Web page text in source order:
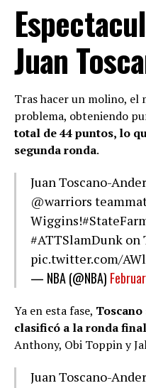
Juan
Tras hacer un molino, el
problema, obteniendo
total de 44 puntos, lo
segunda ronda.
Juan Toscano-
@warriors
Wiggins!
#ATTSlamDunk on
pic.twitter.com/
— NBA (@NBA)
Ya en esta fase, Toscano
clasificó a la ronda final
Anthony, Obi Toppin y
Juan Toscano-